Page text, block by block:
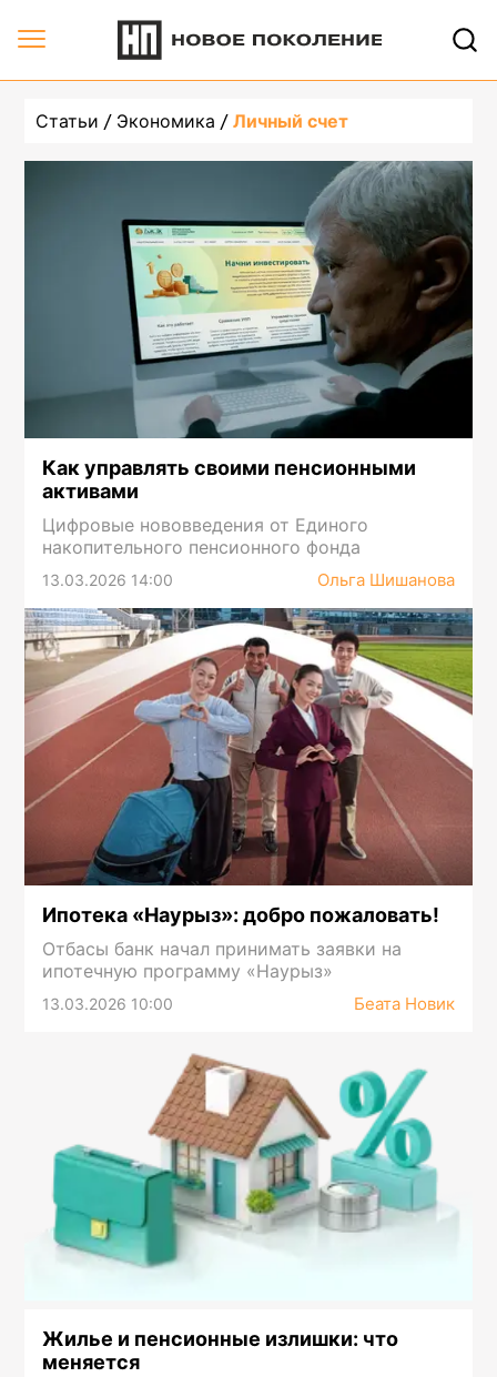
Статьи Экономика Личный счет
Как управлять своими пенсионными
активами
Цифровые нововведения от Единого
накопительного пенсионного фонда
13.03.2026 14:00 Ольга Шишанова
Ипотека «Наурыз»: добро пожаловать!
Отбасы банк начал принимать заявки на
ипотечную программу «Наурыз»
13.03.2026 10:00 Беата Новик
Жилье и пенсионные излишки: что
меняется